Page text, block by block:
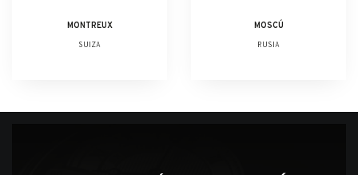
MONTREUX
SUIZA
MOSCÚ
RUSIA